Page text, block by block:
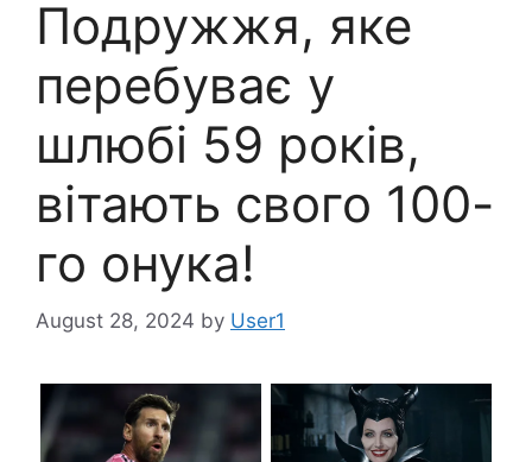
Подружжя, яке
перебуває у
шлюбі 59 років,
вітають свого 100-
го онука!
August 28, 2024 by User1